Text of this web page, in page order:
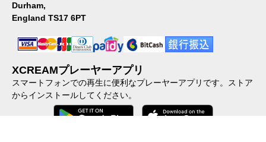
Durham,
England TS17 6PT
XCREAMプレーヤーアプリ
スマートフォンでの再生に便利なプレーヤーアプリです。ストア
からインストールしてください。